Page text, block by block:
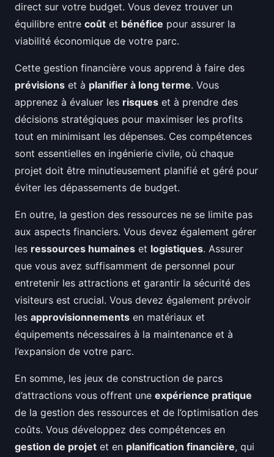
direct sur votre budget. Vous devez trouver un
équilibre entre coût et bénéfice pour assurer la
viabilité économique de votre parc.
Cette gestion financière vous apprend à faire des
prévisions et à planifier à long terme. Vous
apprenez à évaluer les risques et à prendre des
décisions stratégiques pour maximiser les profits
tout en minimisant les dépenses. Ces compétences
sont essentielles en ingénierie civile, où chaque
projet doit être minutieusement planifié et géré pour
éviter les dépassements de budget.
En outre, la gestion des ressources ne se limite pas
aux aspects financiers. Vous devez également gérer
les ressources humaines et logistiques. Assurer
que vous avez suffisamment de personnel pour
entretenir les attractions et garantir la sécurité des
visiteurs est crucial. Vous devez également prévoir
les approvisionnements en matériaux et
équipements nécessaires à la maintenance et à
l’expansion de votre parc.
En somme, les jeux de construction de parcs
d’attractions vous offrent une expérience pratique
de la gestion des ressources et de l’optimisation des
coûts. Vous développez des compétences en
gestion de projet et en planification financière, qui